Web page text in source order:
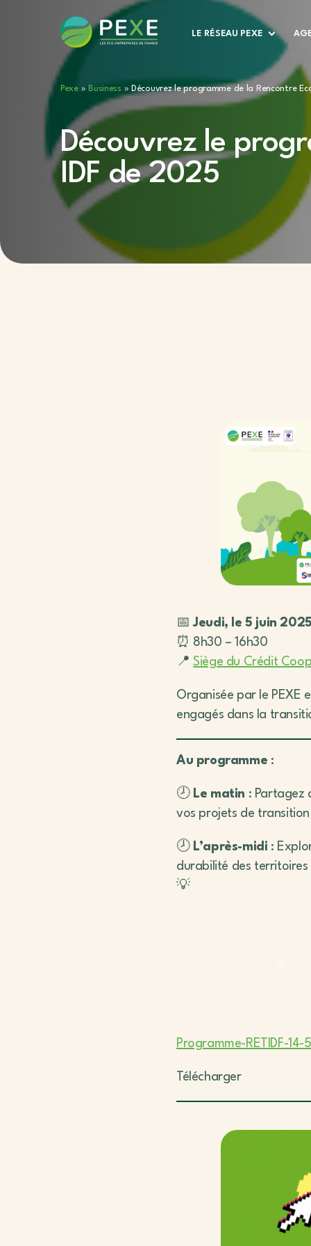
LE RÉSEAU PEXE
Pexe» Business » Découvrez le programme de la Rencontre
Découvrez le
IDF de 2025
📅Jeudi, le 5 juin
⏰ 8h30 – 16h30
📍Siège du Crédit
Organisée par le PEXE
engagés dans la
Au programme :
🕗 Le matin : Partagez
vos projets de
🕗 L’après-midi :
durabilité des
💡
Programme-RETIDF-14-
Télécharger